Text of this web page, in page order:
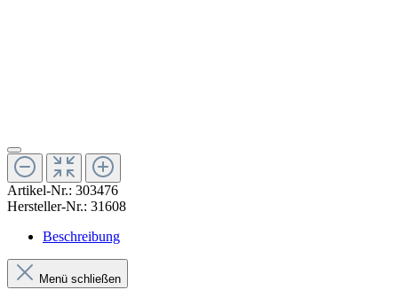
Artikel-Nr.: 303476
Hersteller-Nr.: 31608
Beschreibung
Menü schließen